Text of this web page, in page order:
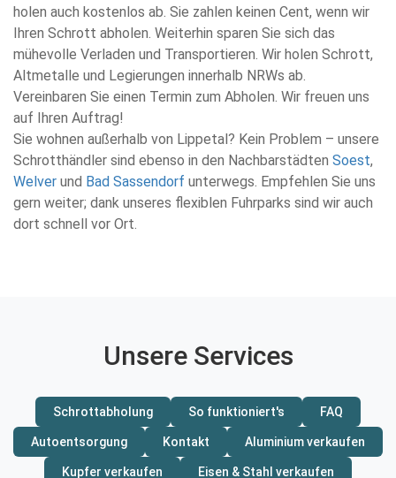
holen auch kostenlos ab. Sie zahlen keinen Cent, wenn wir
Ihren Schrott abholen. Weiterhin sparen Sie sich das
mühevolle Verladen und Transportieren. Wir holen Schrott,
Altmetalle und Legierungen innerhalb NRWs ab.
Vereinbaren Sie einen Termin zum Abholen. Wir freuen uns
auf Ihren Auftrag!
Sie wohnen außerhalb von Lippetal? Kein Problem – unsere
Schrotthändler sind ebenso in den Nachbarstädten Soest,
Welver und Bad Sassendorf unterwegs. Empfehlen Sie uns
gern weiter; dank unseres flexiblen Fuhrparks sind wir auch
dort schnell vor Ort.
Unsere Services
Schrottabholung So funktioniert's FAQ
Autoentsorgung Kontakt Aluminium verkaufen
Kupfer verkaufen Eisen & Stahl verkaufen